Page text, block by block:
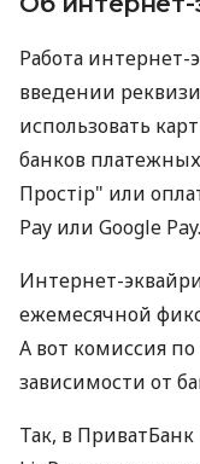
Работа интернет-
введении
использовать
банков
Простір" или
Pay или Google Pay.
Интернет-
ежемесячной
А вот комиссия
зависимости от
Так, в